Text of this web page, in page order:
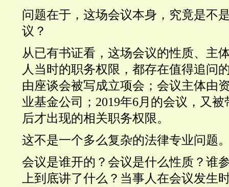
问题在于，这场会议本身，究竟是不
议？
从已有书证看，这场会议的性质、主
人当时的职务权限，都存在值得追问
由座谈会被写成立项会；会议主体由
业基金公司； 2019年6月的会议，又被
后才出现的相关职务权限。
这不是一个多么复杂的法律专业问题
会议是谁开的？会议是什么性质？谁
上到底讲了什么？当事人在会议发生